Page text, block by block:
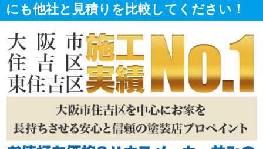
にも他社と見積りを比較してください！